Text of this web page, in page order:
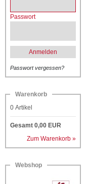
Passwort
Anmelden
Passwort vergessen?
Warenkorb
0 Artikel
Gesamt 0,00 EUR
Zum Warenkorb »
Webshop